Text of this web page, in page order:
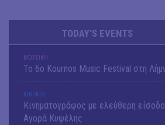
TODAY'S EVENTS
ΜΟΥΣΙΚΗ
Το 6ο Kournos Music Festival στη
ΚΙΝ/ΦΟΣ
Κινηματογράφος με ελεύθερη
Αγορά Κυψέλης